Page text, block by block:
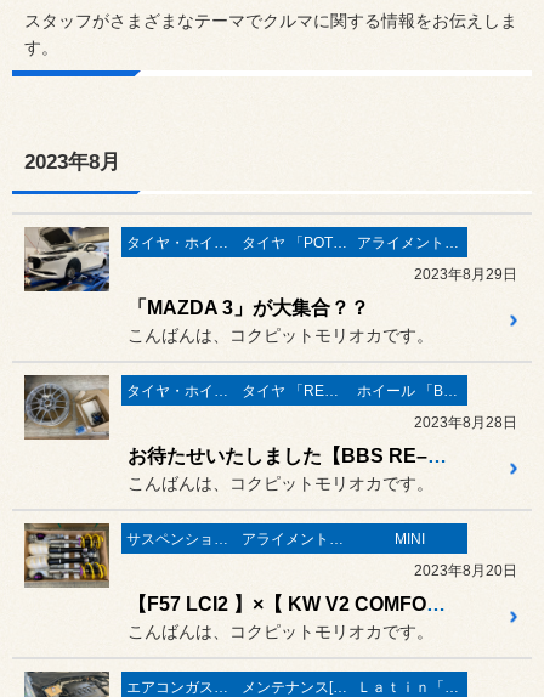
スタッフがさまざまなテーマでクルマに関する情報をお伝えしま
す。
2023年8月
タイヤ・ホイール タイヤ 「POTENZA」
アライメント調整
2023年8月29日
「MAZDA 3」が大集合？？
こんばんは、コクピットモリオカです。
タイヤ・ホイール タイヤ 「REGNO」
ホイール 「BBS」
2023年8月28日
お待たせいたしました【BBS RE–L2】！
こんばんは、コクピットモリオカです。
サスペンション・ボディ関連 アライメント調整
MINI
2023年8月20日
【F57 LCI2 】×【 KW V2 COMFORT 】！
こんばんは、コクピットモリオカです。
エアコンガス・リフレッシュ メンテナンス[(オイル・バッテリー・ＲＥＣＳなど)
Ｌａｔｉｎ「イタリア・フランス etc」